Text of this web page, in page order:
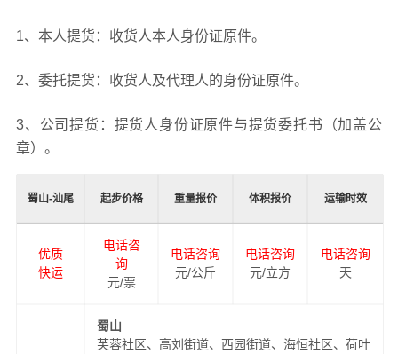
1、本人提货：收货人本人身份证原件。
2、委托提货：收货人及代理人的身份证原件。
3、公司提货：提货人身份证原件与提货委托书（加盖公
章）。
蜀山-汕尾 起步价格 重量报价 体积报价 运输时效
优质
快运
电话咨
询
元/票
电话咨询
元/公斤
电话咨询
元/立方
电话咨询
天
蜀山
芙蓉社区、高刘街道、西园街道、海恒社区、荷叶